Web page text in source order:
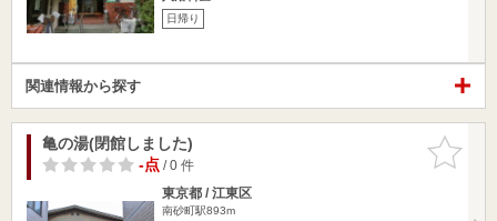
日帰り
関連情報から探す
お気に入
りに追加
亀の湯(閉館しました)
-点/ 0 件
東京都 / 江東区
南砂町駅893m